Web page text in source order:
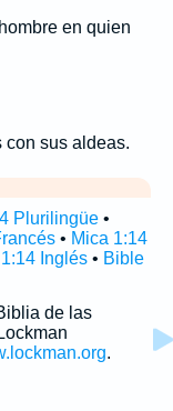
en quien
con sus aldeas.
Plurilingüe •
• Mica 1:14
Inglés • Bible
de las
.